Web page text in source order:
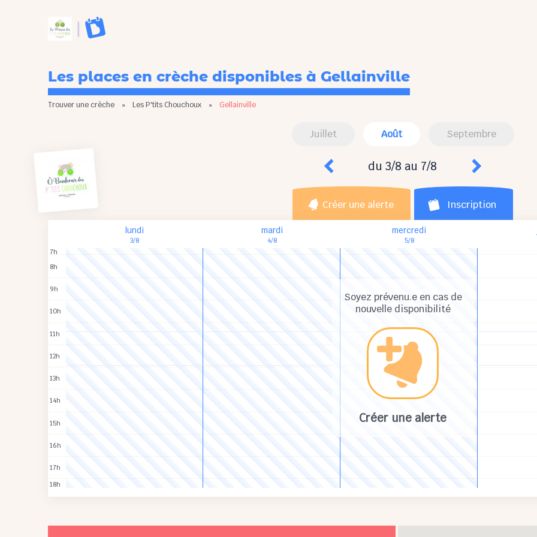
Les places en crèche disponibles à Gellainville
Trouver une crèche » Les P'tits Chouchoux » Gellainville
Juillet Août Septembre
du 3/8 au 7/8
Créer une alerte Inscription
Soyez prévenu.e en cas de
nouvelle disponibilité
Créer une alerte
lundi
3/8
mardi
4/8
mercredi
5/8
7h
8h
9h
10h
11h
12h
13h
14h
15h
16h
17h
18h